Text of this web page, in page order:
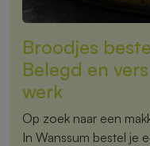
Broodjes
Belegd en
werk
Op zoek naar een
In Wanssum bestel je